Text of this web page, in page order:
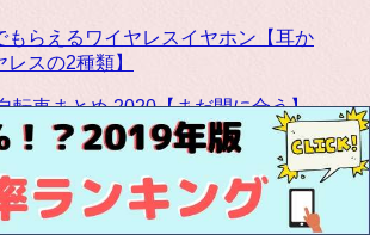
もらえるワイヤレスイヤホン【耳か
スの2種類】
転車まとめ 2020【まだ間に合う】
カリモクの高級家具が登場！椅子・テ
ど種類豊富です